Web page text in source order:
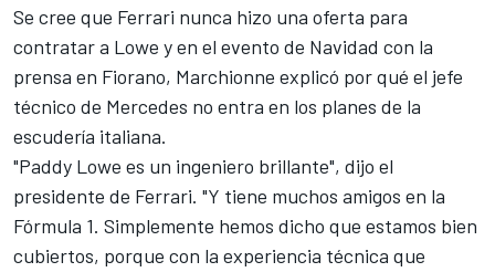
Se cree que Ferrari nunca hizo una oferta para
contratar a Lowe y en el evento de Navidad con la
prensa en Fiorano, Marchionne explicó por qué el jefe
técnico de Mercedes no entra en los planes de la
escudería italiana.
"Paddy Lowe es un ingeniero brillante", dijo el
presidente de Ferrari. "Y tiene muchos amigos en la
Fórmula 1. Simplemente hemos dicho que estamos bien
cubiertos, porque con la experiencia técnica que